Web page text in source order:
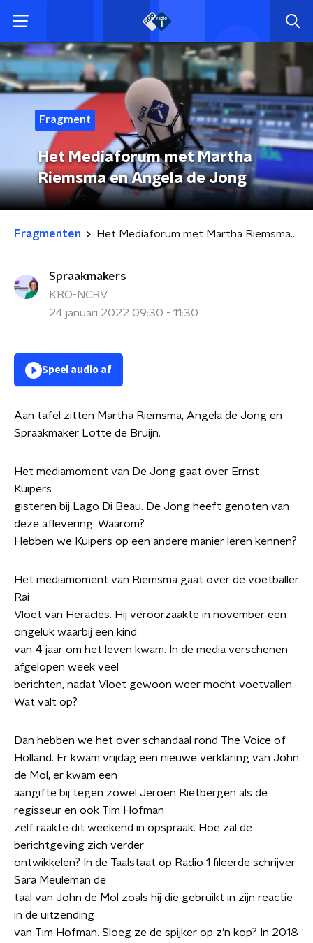
Fragment
Het Mediaforum met Martha
Riemsma en Angela de Jong
Fragmenten Het Mediaforum met Martha Riemsma en Angela de Jong
Spraakmakers
KRO-NCRV
24 januari 2022 09:30 - 11:30
Speel audio af
Aan tafel zitten Martha Riemsma, Angela de Jong en
Spraakmaker Lotte de Bruijn.
Het mediamoment van De Jong gaat over Ernst
Kuipers
gisteren bij Lago Di Beau. De Jong heeft genoten van
deze aflevering. Waarom?
Hebben we Kuipers op een andere manier leren kennen?
Het mediamoment van Riemsma gaat over de voetballer
Rai
Vloet van Heracles. Hij veroorzaakte in november een
ongeluk waarbij een kind
van 4 jaar om het leven kwam. In de media verschenen
afgelopen week veel
berichten, nadat Vloet gewoon weer mocht voetvallen.
Wat valt op?
Dan hebben we het over schandaal rond The Voice of
Holland. Er kwam vrijdag een nieuwe verklaring van John
de Mol, er kwam een
aangifte bij tegen zowel Jeroen Rietbergen als de
regisseur en ook Tim Hofman
zelf raakte dit weekend in opspraak. Hoe zal de
berichtgeving zich verder
ontwikkelen? In de Taalstaat op Radio 1 fileerde schrijver
Sara Meuleman de
taal van John de Mol zoals hij die gebruikt in zijn reactie
in de uitzending
van Tim Hofman. Sloeg ze de spijker op z’n kop? In 2018